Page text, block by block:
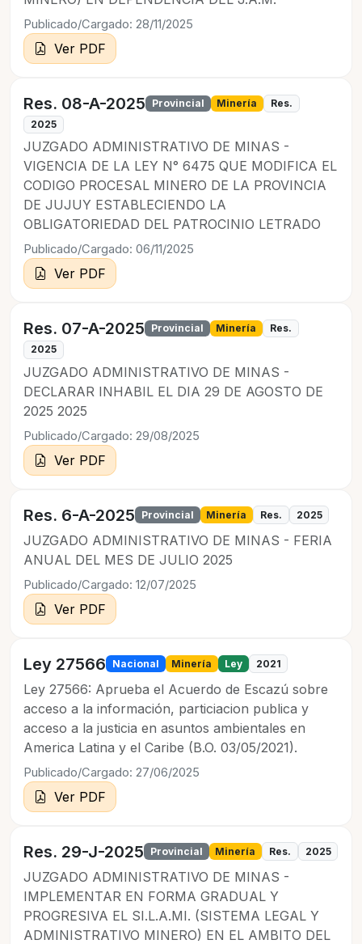
Publicado/Cargado: 28/11/2025
Ver PDF
Res. 08-A-2025 Provincial Minería
Res.
2025
JUZGADO ADMINISTRATIVO DE MINAS -
VIGENCIA DE LA LEY N° 6475 QUE MODIFICA EL
CODIGO PROCESAL MINERO DE LA PROVINCIA
DE JUJUY ESTABLECIENDO LA
OBLIGATORIEDAD DEL PATROCINIO LETRADO
Publicado/Cargado: 06/11/2025
Ver PDF
Res. 07-A-2025 Provincial Minería
Res.
2025
JUZGADO ADMINISTRATIVO DE MINAS -
DECLARAR INHABIL EL DIA 29 DE AGOSTO DE
2025 2025
Publicado/Cargado: 29/08/2025
Ver PDF
Res. 6-A-2025 Provincial Minería Res. 2025
JUZGADO ADMINISTRATIVO DE MINAS - FERIA
ANUAL DEL MES DE JULIO 2025
Publicado/Cargado: 12/07/2025
Ver PDF
Ley 27566 Nacional Minería Ley 2021
Ley 27566: Aprueba el Acuerdo de Escazú sobre
acceso a la información, particiacion publica y
acceso a la justicia en asuntos ambientales en
America Latina y el Caribe (B.O. 03/05/2021).
Publicado/Cargado: 27/06/2025
Ver PDF
Res. 29-J-2025 Provincial Minería Res. 2025
JUZGADO ADMINISTRATIVO DE MINAS -
IMPLEMENTAR EN FORMA GRADUAL Y
PROGRESIVA EL SI.L.A.MI. (SISTEMA LEGAL Y
ADMINISTRATIVO MINERO) EN EL AMBITO DEL